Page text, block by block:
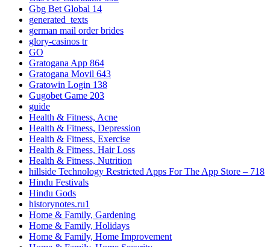
Gbg Bet Global 14
generated_texts
german mail order brides
glory-casinos tr
GO
Gratogana App 864
Gratogana Movil 643
Gratowin Login 138
Gugobet Game 203
guide
Health & Fitness, Acne
Health & Fitness, Depression
Health & Fitness, Exercise
Health & Fitness, Hair Loss
Health & Fitness, Nutrition
‎hillside Technology Restricted Apps For The App Store – 718
Hindu Festivals
Hindu Gods
historynotes.ru1
Home & Family, Gardening
Home & Family, Holidays
Home & Family, Home Improvement